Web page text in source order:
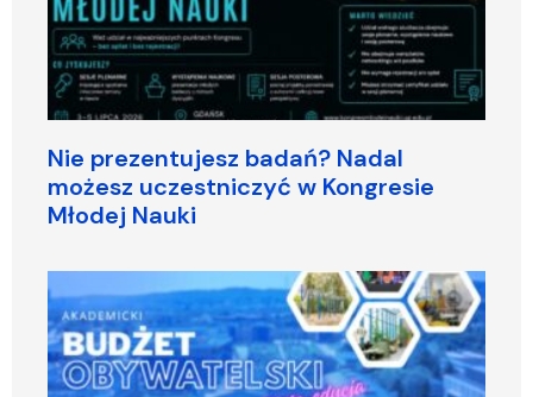
Nie prezentujesz badań? Nadal
możesz uczestniczyć w Kongresie
Młodej Nauki